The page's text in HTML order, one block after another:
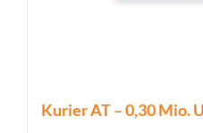
Kurier AT – 0,30 Mio.